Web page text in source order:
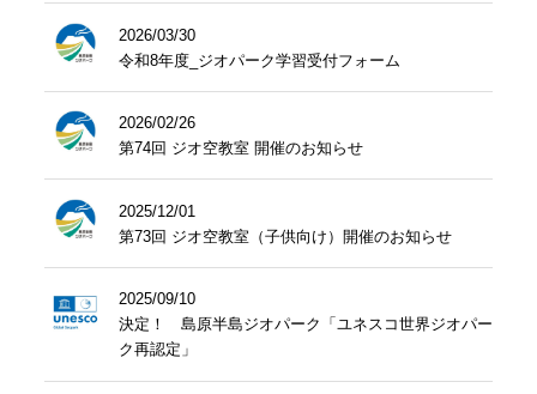
2026/03/30
令和8年度_ジオパーク学習受付フォーム
2026/02/26
第74回 ジオ空教室 開催のお知らせ
2025/12/01
第73回 ジオ空教室（子供向け）開催のお知らせ
2025/09/10
決定！ 島原半島ジオパーク「ユネスコ世界ジオパー
ク再認定」